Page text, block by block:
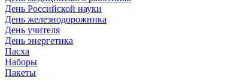
День Российской науки
День железнодорожника
День учителя
День энергетика
Пасха
Наборы
Пакеты